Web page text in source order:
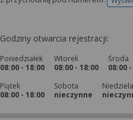
Godziny otwarcia rejestracji:
Poniedziałek
08:00 - 18:00
Wtorek
08:00 - 18:00
Środa
08:00
Piątek
08:00 - 18:00
Sobota
nieczynne
Niedziela